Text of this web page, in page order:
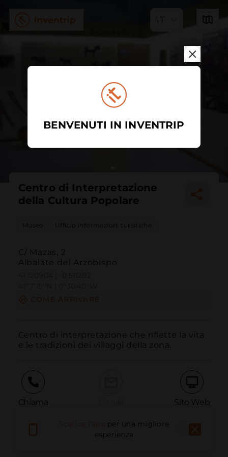
IT
Centro di Interpretazione
della Cultura Popolare
Museo Ufficio informazioni turistiche
C/ Mazas, 2
Albalate del Arzobispo
Centro di interpretazione che riflette la vita
e le tradizioni dei villaggi della zona.
Chiama Sito Web
Segnala problema
per una migliore
esperienza
BENVENUTI IN INVENTRIP